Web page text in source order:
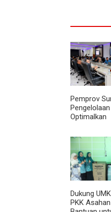
Pemprov
Pengelolaan
Optimalkan
Tahun 2026
Dukung
PKK